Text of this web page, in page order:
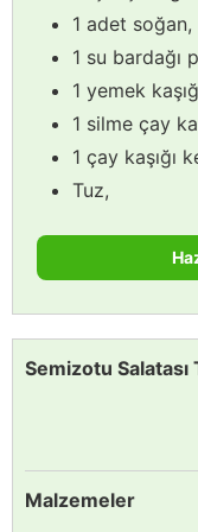
1 adet soğan,
1 su bardağı
1 yemek
1 silme çay
1 çay kaşığı
Tuz,
Semizotu Salatası
Malzemeler